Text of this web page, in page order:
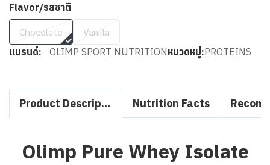
Flavor/รสชาติ
Chocolate Vanilla
แบรนด์: OLIMP SPORT NUTRITIONหมวดหมู่:PROTEINS
Product Description Nutrition Facts
Olimp Pure Whey Isolate